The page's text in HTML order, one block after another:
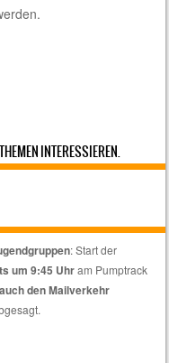
INTERESSIEREN.
: Start der
um 9:45 Uhram Pumptrack
den Mailverkehr